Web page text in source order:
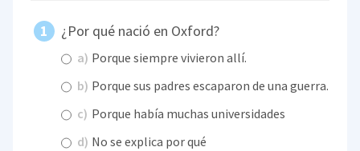
¿Por qué nació en Oxford?
a) Porque siempre vivieron allí.
b) Porque sus padres escaparon de una guerra.
c) Porque había muchas universidades
d) No se explica por qué